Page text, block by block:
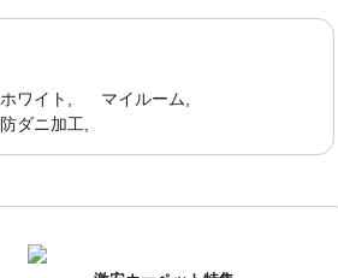
ホワイト
マイルーム
防ダニ加工